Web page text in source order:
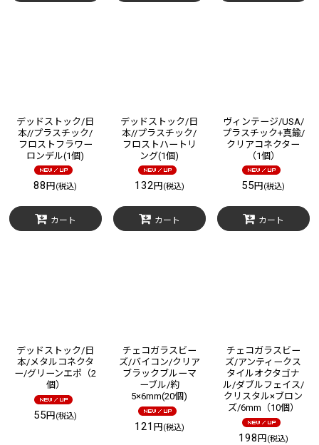
デッドストック/日
本//プラスチック/
フロストフラワー
ロンデル(1個)
88円 (税込)
カート
デッドストック/日
本//プラスチック/
フロストハートリ
ング(1個)
132 円 (税込)
カート
ヴィンテージ/USA/
プラスチック+真鍮/
クリアコネクター
（1個）
55円 (税込)
カート
デッドストック/日
本/メタルコネクタ
ー/グリーンエポ（2
個）
55円(税込)
チェコガラスビー
ズ/バイコン/クリア
ブラックブルーマ
ーブル/約
5×6mm(20個)
121 円(税込)
チェコガラスビー
ズ/アンティークス
タイルオクタゴナ
ル/ダブルフェイス/
クリスタル×ブロン
ズ/6mm（10個）
198円(税込)